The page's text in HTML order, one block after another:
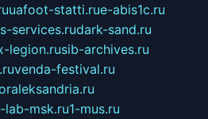
uafoot-statti.rue-abis1c.ru
services.rudark-sand.ru
legion.rusib-archives.ru
venda-festival.ru
lab-msk.ru1-mus.ru